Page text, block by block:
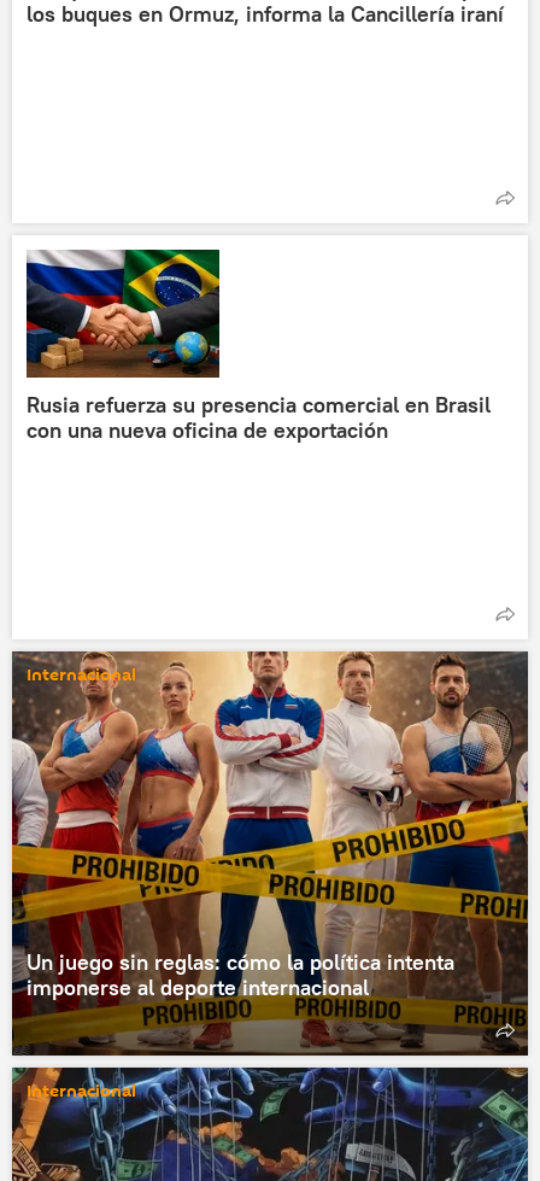
los buques en Ormuz, informa la Cancillería iraní
Rusia refuerza su presencia comercial en Brasil
con una nueva oficina de exportación
Internacional
Un juego sin reglas: cómo la política intenta
imponerse al deporte internacional
Internacional